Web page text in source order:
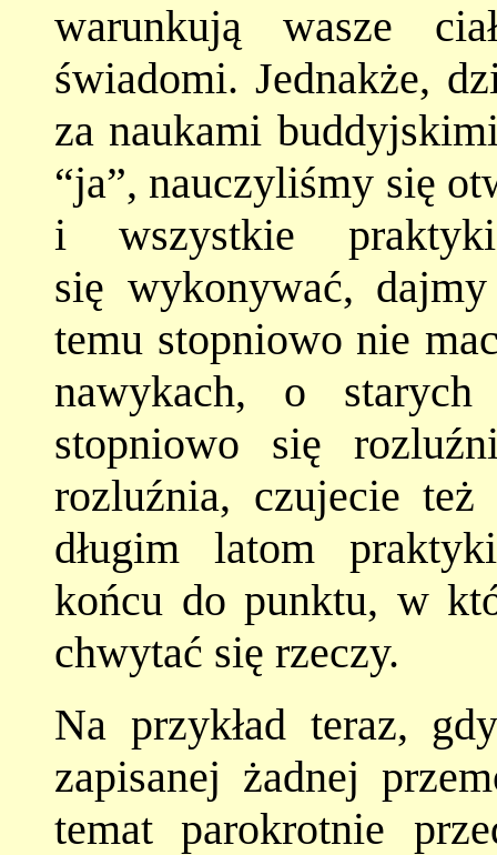
warunkują wasze
świadomi. Jednakże,
za naukami
“ja”, nauczyliśmy się
i wszystkie
się wykonywać,
temu stopniowo nie
nawykach, o starych
stopniowo się
rozluźnia, czujecie
długim latom
końcu do punktu, w
chwytać się rzeczy.
Na przykład teraz,
zapisanej żadnej
temat parokrotnie